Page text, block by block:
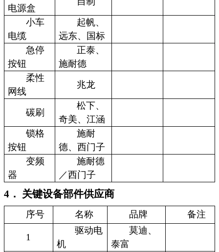
电源盒
小车
电缆
起帆、
远东、国标
急停
按钮
正泰、
施耐德
柔性
网线
兆龙
碳刷
松下、
奇美、江涵
锁格
按钮
施耐
德、西门子
变频
器
施耐德
／西门子
4． 关键设备部件供应商
序号 名称 品牌 备注
1
驱动电
机
莫迪、
泰富